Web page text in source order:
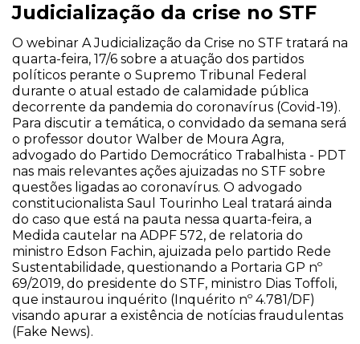
Judicialização da crise no STF
O webinar A Judicialização da Crise no STF tratará na
quarta-feira, 17/6 sobre a atuação dos partidos
políticos perante o Supremo Tribunal Federal
durante o atual estado de calamidade pública
decorrente da pandemia do coronavírus (Covid-19).
Para discutir a temática, o convidado da semana será
o professor doutor Walber de Moura Agra,
advogado do Partido Democrático Trabalhista - PDT
nas mais relevantes ações ajuizadas no STF sobre
questões ligadas ao coronavírus. O advogado
constitucionalista Saul Tourinho Leal tratará ainda
do caso que está na pauta nessa quarta-feira, a
Medida cautelar na ADPF 572, de relatoria do
ministro Edson Fachin, ajuizada pelo partido Rede
Sustentabilidade, questionando a Portaria GP nº
69/2019, do presidente do STF, ministro Dias Toffoli,
que instaurou inquérito (Inquérito nº 4.781/DF)
visando apurar a existência de notícias fraudulentas
(Fake News).